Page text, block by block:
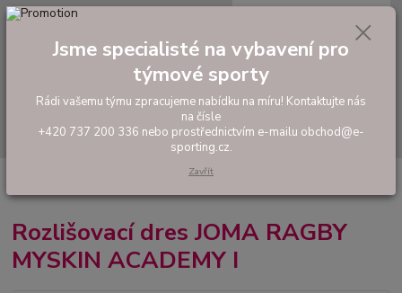
Hledat
tel: +420 737 200 336
0,00 Kč
Tréninkové ragbyové oblečení
RAGBY MYSKIN ACADEMY I
Rozlišovací dres JOMA RAGBY
MYSKIN ACADEMY I
Jsme specialisté na vybavení pro
týmové sporty
Rádi vašemu týmu zpracujeme nabídku na míru! Kontaktujte nás
na čísle
+420 737 200 336 nebo prostřednictvím e-mailu obchod@e-
sporting.cz.
Zavřít